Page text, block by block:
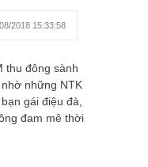
2018 15:33:58
thu đông sành
những NTK
gái điệu đà,
đam mê thời